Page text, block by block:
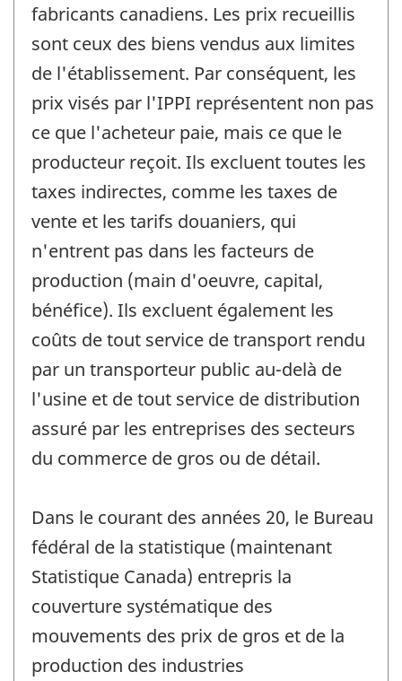
fabricants canadiens. Les prix recueillis
sont ceux des biens vendus aux limites
de l'établissement. Par conséquent, les
prix visés par l'IPPI représentent non pas
ce que l'acheteur paie, mais ce que le
producteur reçoit. Ils excluent toutes les
taxes indirectes, comme les taxes de
vente et les tarifs douaniers, qui
n'entrent pas dans les facteurs de
production (main d'oeuvre, capital,
bénéfice). Ils excluent également les
coûts de tout service de transport rendu
par un transporteur public au-delà de
l'usine et de tout service de distribution
assuré par les entreprises des secteurs
du commerce de gros ou de détail.
Dans le courant des années 20, le Bureau
fédéral de la statistique (maintenant
Statistique Canada) entrepris la
couverture systématique des
mouvements des prix de gros et de la
production des industries